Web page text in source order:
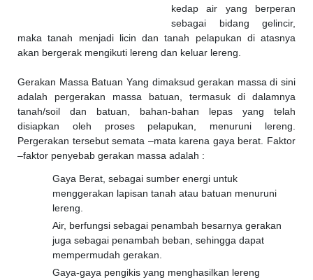
kedap air yang berperan
sebagai bidang gelincir,
maka tanah menjadi licin dan tanah pelapukan di atasnya
akan bergerak mengikuti lereng dan keluar lereng.
Gerakan Massa Batuan Yang dimaksud gerakan massa di sini
adalah pergerakan massa batuan, termasuk di dalamnya
tanah/soil dan batuan, bahan-bahan lepas yang telah
disiapkan oleh proses pelapukan, menuruni lereng.
Pergerakan tersebut semata –mata karena gaya berat. Faktor
–faktor penyebab gerakan massa adalah :
Gaya Berat, sebagai sumber energi untuk
menggerakan lapisan tanah atau batuan menuruni
lereng.
Air, berfungsi sebagai penambah besarnya gerakan
juga sebagai penambah beban, sehingga dapat
mempermudah gerakan.
Gaya-gaya pengikis yang menghasilkan lereng